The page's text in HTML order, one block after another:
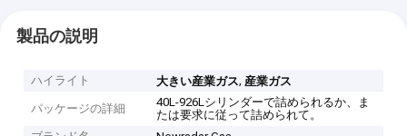
製品の説明
ハイライト 大きい産業ガス, 産業ガス
パッケージの詳細
40L-926Lシリンダーで詰められるか、ま
たは要求に従って詰められて。